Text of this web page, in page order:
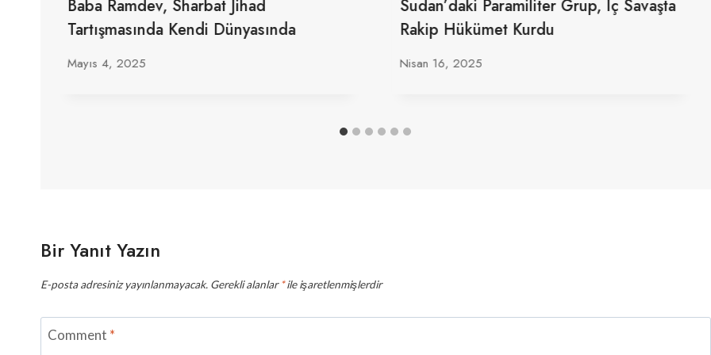
Baba Ramdev, Sharbat Jihad
Tartışmasında Kendi Dünyasında
Mayıs 4, 2025
Sudan’daki Paramiliter Grup, Iç Savaşta
Rakip Hükümet Kurdu
Nisan 16, 2025
Bir Yanıt Yazın
E-posta adresiniz yayınlanmayacak. Gerekli alanlar*ile işaretlenmişlerdir
Comment *